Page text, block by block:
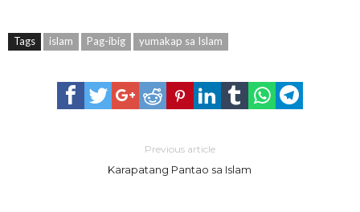
Tags islam Pag-ibig yumakap sa Islam
Previous article
Karapatang Pantao sa Islam